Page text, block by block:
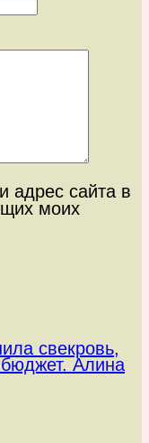
адрес сайта в
моих
свекровь,
Алина